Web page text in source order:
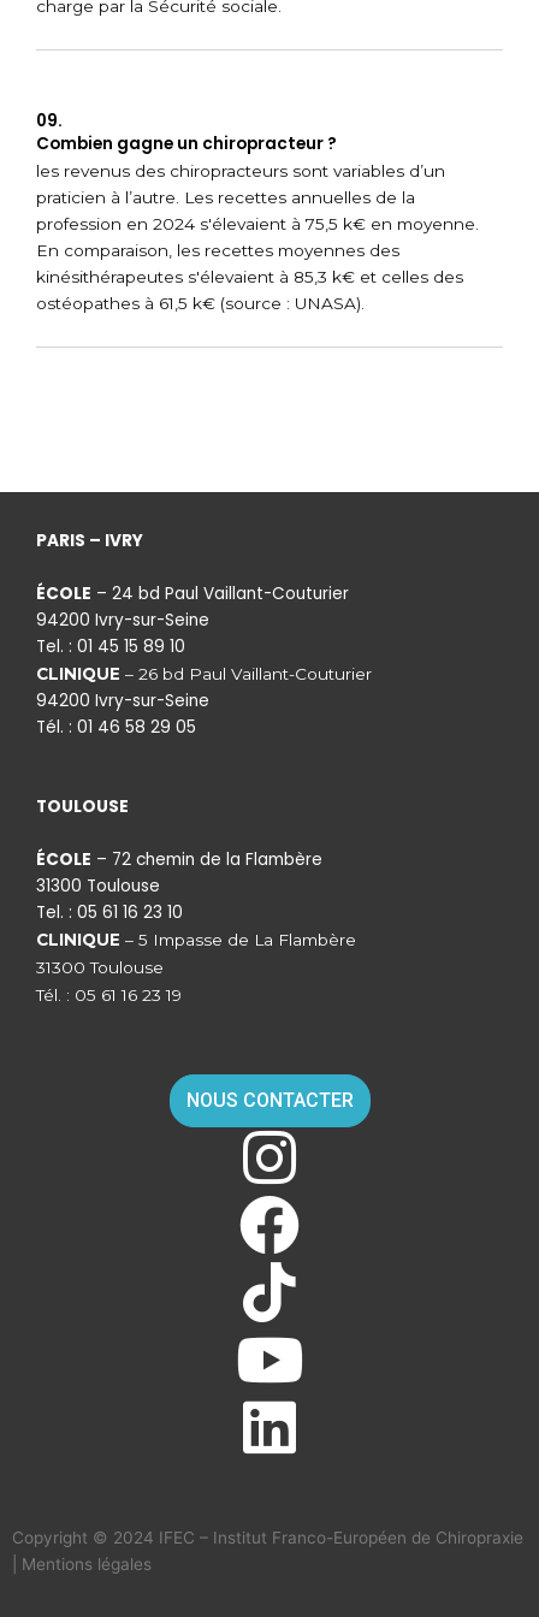
charge par la Sécurité sociale.
09.
Combien gagne un chiropracteur ?
les revenus des chiropracteurs sont variables d’un
praticien à l’autre. Les recettes annuelles de la
profession en 2024 s'élevaient à 75,5 k€ en moyenne.
En comparaison, les recettes moyennes des
kinésithérapeutes s'élevaient à 85,3 k€ et celles des
ostéopathes à 61,5 k€ (source : UNASA).
PARIS – IVRY
ÉCOLE – 24 bd Paul Vaillant-Couturier
94200 Ivry-sur-Seine
Tel. : 01 45 15 89 10
CLINIQUE – 26 bd Paul Vaillant-Couturier
94200 Ivry-sur-Seine
Tél. : 01 46 58 29 05
TOULOUSE
ÉCOLE – 72 chemin de la Flambère
31300 Toulouse
Tel. : 05 61 16 23 10
CLINIQUE – 5 Impasse de La Flambère
31300 Toulouse
Tél. : 05 61 16 23 19
NOUS CONTACTER
Copyright © 2024 IFEC – Institut Franco-Européen de Chiropraxie
Mentions légales